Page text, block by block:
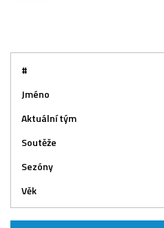
#
Jméno
Aktuální tým
Soutěže
Sezóny
Věk